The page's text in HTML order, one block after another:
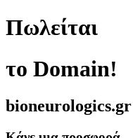
Πωλείται
το Domain!
bioneurologics.gr